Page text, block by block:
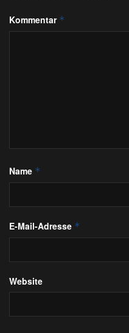
Kommentar *
Name *
E-Mail-Adresse *
Website